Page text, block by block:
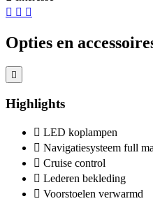
Opties en
Highlights
LED koplampen
Navigatiesysteem full
Cruise control
Lederen bekleding
Voorstoelen verwarmd